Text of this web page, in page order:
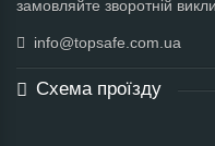
замовляйте зворотній
info@topsafe.com.ua
Схема проїзду